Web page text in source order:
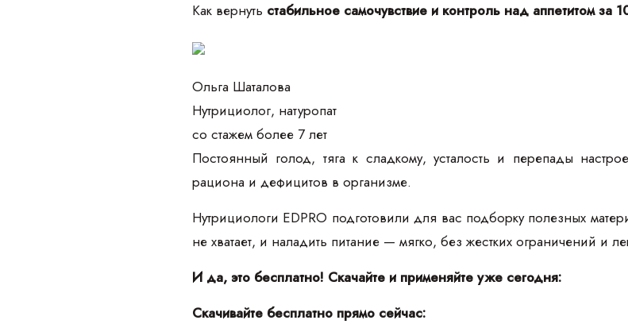
Как вернуть стабильное самочувствие и контроль над аппетитом за
Ольга Шаталова
Нутрициолог, натуропат
со стажем более 7 лет
Постоянный голод, тяга к сладкому, усталость и перепады
рациона и дефицитов в организме.
Нутрициологи EDPRO подготовили для вас подборку полезных
не хватает, и наладить питание — мягко, без жестких ограничений и
И да, это бесплатно! Скачайте и применяйте уже сегодня:
Скачивайте бесплатно прямо сейчас: